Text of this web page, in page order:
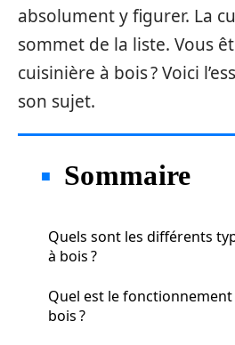
absolument y figurer. La
sommet de la liste. Vous
cuisinière à bois ? Voici
son sujet.
Sommaire
Quels sont les différents
à bois ?
Quel est le
bois ?